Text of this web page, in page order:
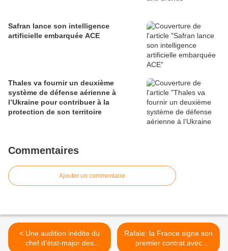
Safran lance son intelligence
artificielle embarquée ACE
Thales va fournir un deuxième
système de défense aérienne à
l’Ukraine pour contribuer à la
protection de son territoire
Commentaires
Ajouter un commentaire
< Une audition inédite du
chef d’état-major des
Rafale: la France signe son
premier contrat avec